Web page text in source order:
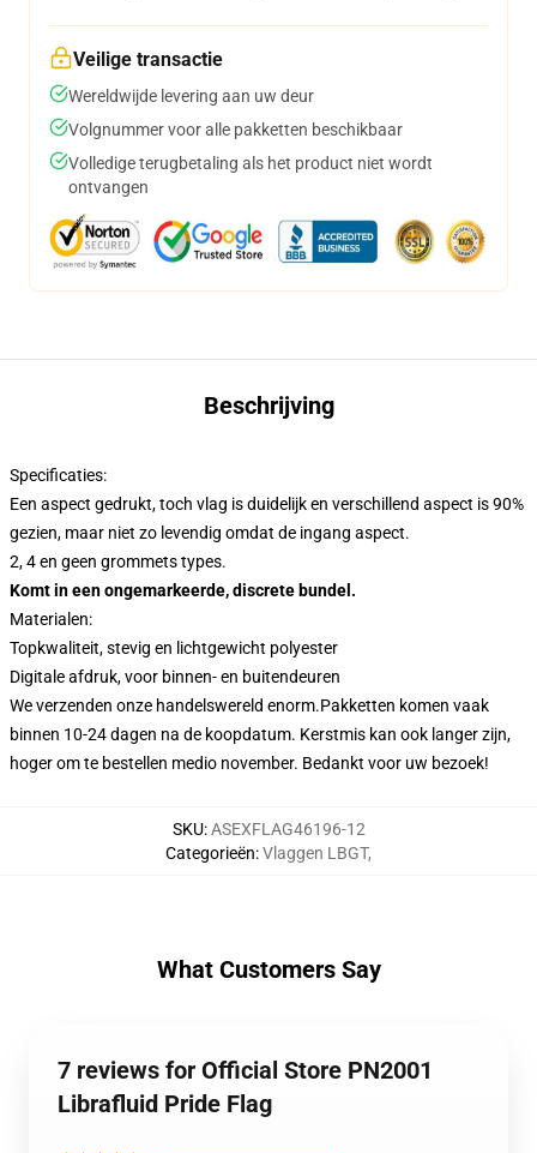
Veilige transactie
Wereldwijde levering aan uw deur
Volgnummer voor alle pakketten beschikbaar
Volledige terugbetaling als het product niet wordt
ontvangen
Beschrijving
Specificaties:
Een aspect gedrukt, toch vlag is duidelijk en verschillend aspect is 90%
gezien, maar niet zo levendig omdat de ingang aspect.
2, 4 en geen grommets types.
Komt in een ongemarkeerde, discrete bundel.
Materialen:
Topkwaliteit, stevig en lichtgewicht polyester
Digitale afdruk, voor binnen- en buitendeuren
We verzenden onze handelswereld enorm.Pakketten komen vaak
binnen 10-24 dagen na de koopdatum. Kerstmis kan ook langer zijn,
hoger om te bestellen medio november. Bedankt voor uw bezoek!
SKU:ASEXFLAG46196-12
Categorieën:Vlaggen LBGT,
What Customers Say
7 reviews for Official Store PN2001
Librafluid Pride Flag